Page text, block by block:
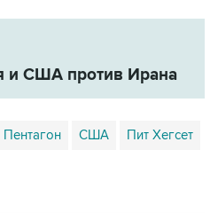
и США против Ирана
Пентагон США Пит Хегсет